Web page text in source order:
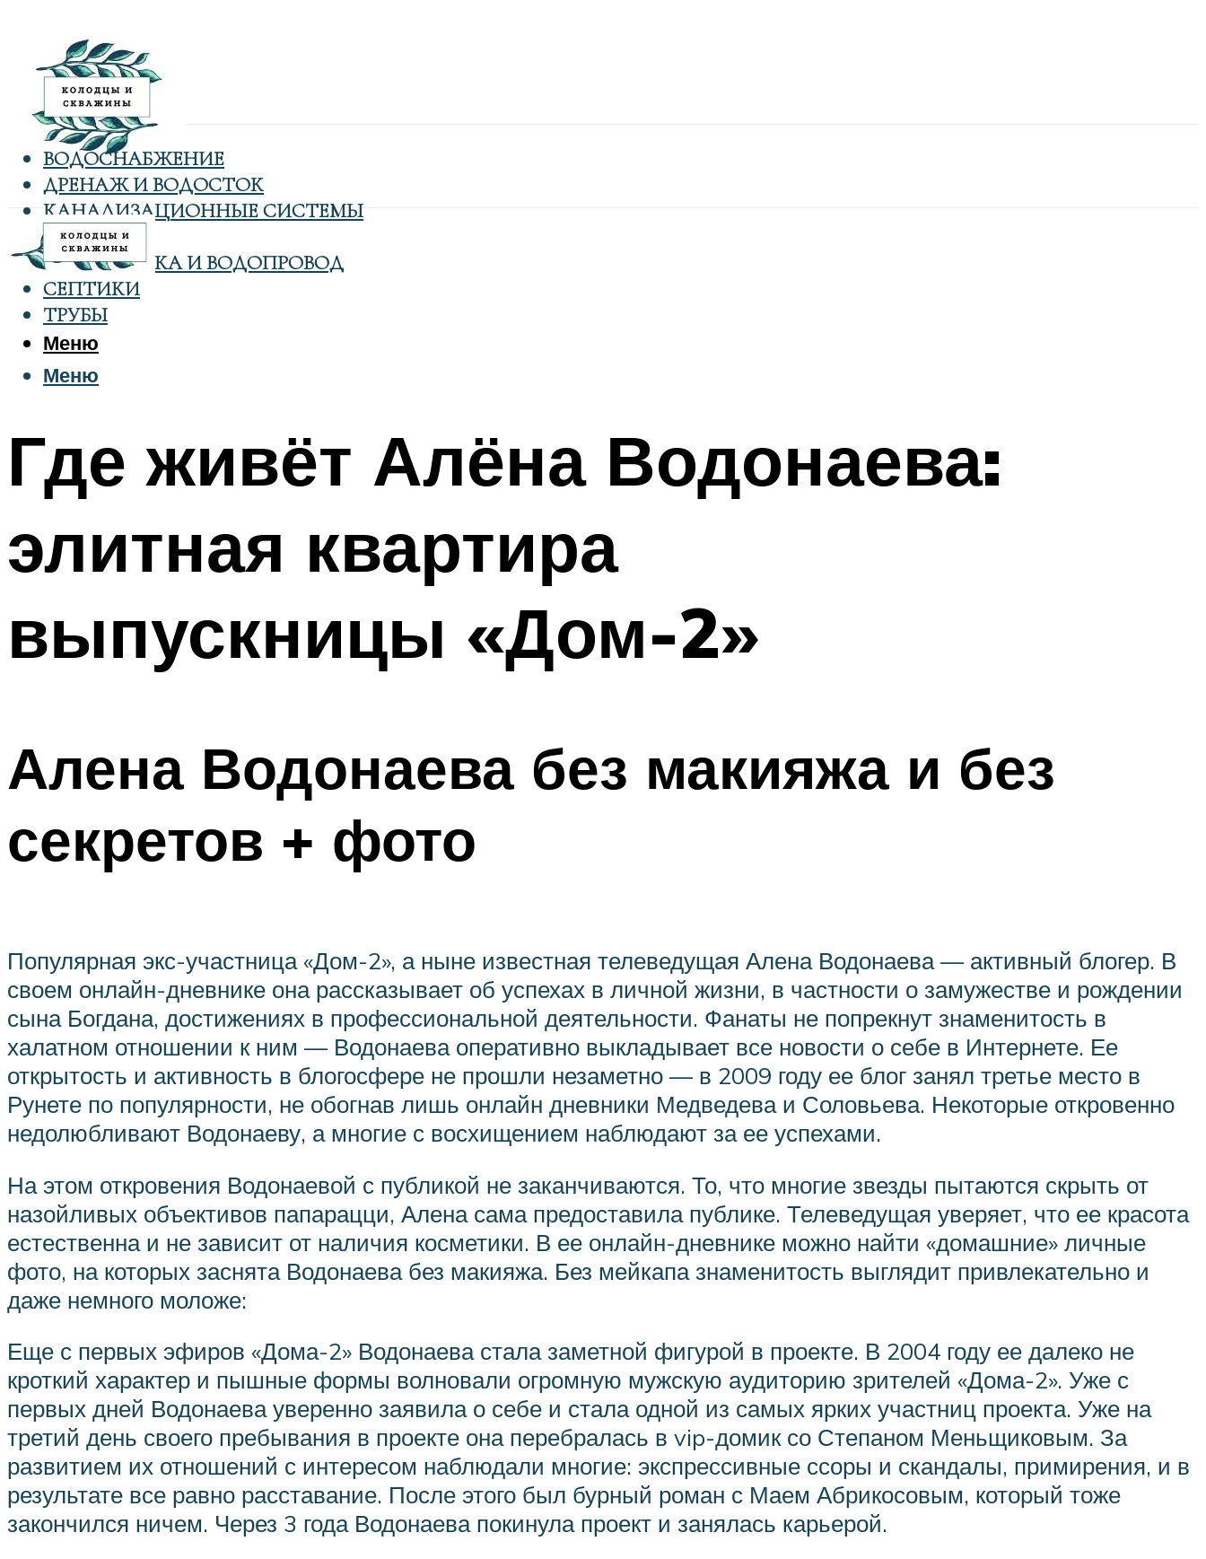
ВОДОСНАБЖЕНИЕ
ДРЕНАЖ И ВОДОСТОК
КАНАЛИЗАЦИОННЫЕ СИСТЕМЫ
КОЛОДЦЫ
САНТЕХНИКА И ВОДОПРОВОД
СЕПТИКИ
ТРУБЫ
Меню
Меню
Где живёт Алёна Водонаева:
элитная квартира
выпускницы «Дом-2»
Алена Водонаева без макияжа и без
секретов + фото
Популярная экс-участница «Дом-2», а ныне известная телеведущая Алена Водонаева — активный блогер. В
своем онлайн-дневнике она рассказывает об успехах в личной жизни, в частности о замужестве и рождении
сына Богдана, достижениях в профессиональной деятельности. Фанаты не попрекнут знаменитость в
халатном отношении к ним — Водонаева оперативно выкладывает все новости о себе в Интернете. Ее
открытость и активность в блогосфере не прошли незаметно — в 2009 году ее блог занял третье место в
Рунете по популярности, не обогнав лишь онлайн дневники Медведева и Соловьева. Некоторые откровенно
недолюбливают Водонаеву, а многие с восхищением наблюдают за ее успехами.
На этом откровения Водонаевой с публикой не заканчиваются. То, что многие звезды пытаются скрыть от
назойливых объективов папарацци, Алена сама предоставила публике. Телеведущая уверяет, что ее красота
естественна и не зависит от наличия косметики. В ее онлайн-дневнике можно найти «домашние» личные
фото, на которых заснята Водонаева без макияжа. Без мейкапа знаменитость выглядит привлекательно и
даже немного моложе:
Еще с первых эфиров «Дома-2» Водонаева стала заметной фигурой в проекте. В 2004 году ее далеко не
кроткий характер и пышные формы волновали огромную мужскую аудиторию зрителей «Дома-2». Уже с
первых дней Водонаева уверенно заявила о себе и стала одной из самых ярких участниц проекта. Уже на
третий день своего пребывания в проекте она перебралась в vip-домик со Степаном Меньщиковым. За
развитием их отношений с интересом наблюдали многие: экспрессивные ссоры и скандалы, примирения, и в
результате все равно расставание. После этого был бурный роман с Маем Абрикосовым, который тоже
закончился ничем. Через 3 года Водонаева покинула проект и занялась карьерой.